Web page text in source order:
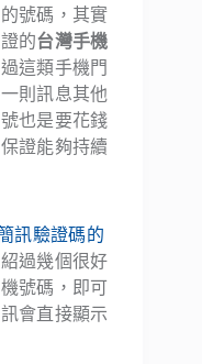
號碼，其實
的台灣手機
這類手機門
則訊息其他
也是要花錢
證能夠持續
訊驗證碼的
過幾個很好
號碼，即可
會直接顯示